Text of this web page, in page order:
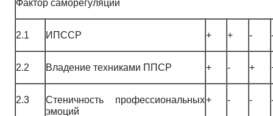
Фактор саморегуляции
2.1 ИПССР + + -
2.2 Владение техниками ППСР + - +
2.3
Стеничность профессиональных
эмоций
+ - -